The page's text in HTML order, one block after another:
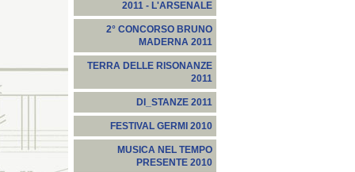
2011 - L'ARSENALE
2° CONCORSO BRUNO
MADERNA 2011
TERRA DELLE RISONANZE
2011
DI_STANZE 2011
FESTIVAL GERMI 2010
MUSICA NEL TEMPO
PRESENTE 2010